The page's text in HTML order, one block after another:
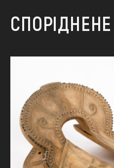
СПОРІДНЕНЕ